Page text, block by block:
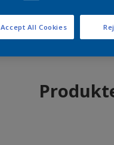
Accept All Cookies